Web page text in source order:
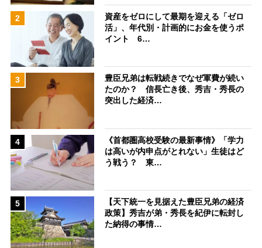
2
資産をゼロにして最期を迎える「ゼロ
活」、年代別・計画的にお金を使うポ
イント 6…
3
豊臣兄弟は転戦続きでなぜ軍費が続い
たのか？ 信長亡き後、秀吉・秀長の
突出した経済…
4
《首都圏高校受験の最新事情》「学力
は高いが内申点がとれない」生徒はど
う戦う？ 東…
5
【天下統一を見据えた豊臣兄弟の経済
政策】秀吉が弟・秀長を紀伊に転封し
た納得の事情…